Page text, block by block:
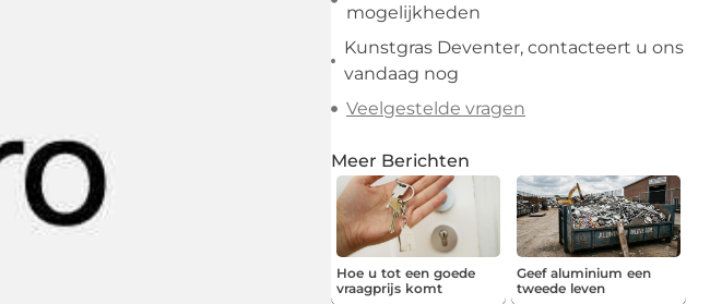
mogelijkheden
Kunstgras Deventer, contacteert u ons
vandaag nog
Veelgestelde vragen
Meer Berichten
Hoe u tot een goede
vraagprijs komt
Geef aluminium een
tweede leven